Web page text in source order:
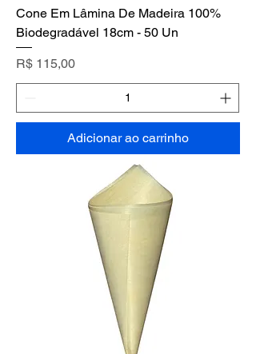
Cone Em Lâmina De Madeira 100%
Biodegradável 18cm - 50 Un
Preço
R$ 115,00
Adicionar ao carrinho